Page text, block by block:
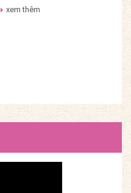
Thiện Epic Reset
xem thêm